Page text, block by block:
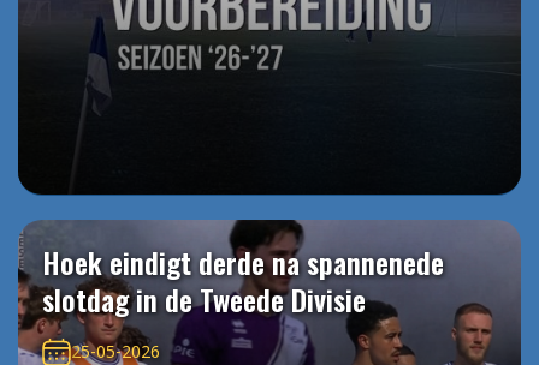
Hoek eindigt derde na spannenede
slotdag in de Tweede Divisie
25-05-2026